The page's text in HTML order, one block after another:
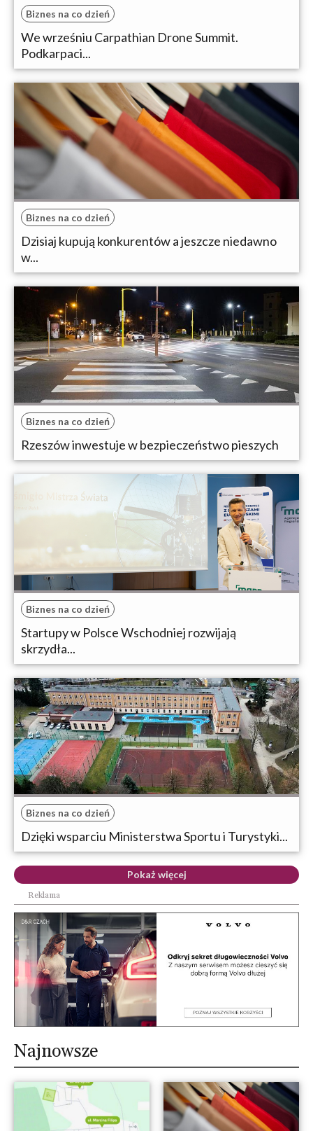
Biznes na co dzień
We wrześniu Carpathian Drone Summit.
Podkarpaci...
Biznes na co dzień
Dzisiaj kupują konkurentów a jeszcze niedawno
w...
Biznes na co dzień
Rzeszów inwestuje w bezpieczeństwo pieszych
Biznes na co dzień
Startupy w Polsce Wschodniej rozwijają
skrzydła...
Biznes na co dzień
Dzięki wsparciu Ministerstwa Sportu i Turystyki...
Pokaż więcej
Reklama
Najnowsze